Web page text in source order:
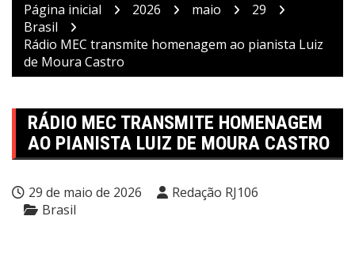
Página inicial 2026 maio
29
Brasil
Rádio MEC transmite homenagem ao pianista Luiz
de Moura Castro
RÁDIO MEC TRANSMITE HOMENAGEM
AO PIANISTA LUIZ DE MOURA CASTRO
29 de maio de 2026
Redação RJ106
Brasil